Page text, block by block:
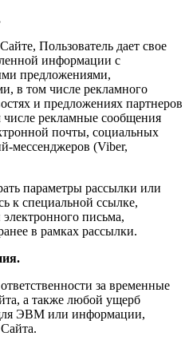
Пользователь дает свое
информации с
предложениями,
в том числе рекламного
и предложениях партнеров
числе рекламные сообщения
почты, социальных
мессенджеров (Viber,
параметры рассылки или
к специальной ссылке,
письма,
в рамках рассылки.
за временные
а также любой ущерб
ЭВМ или информации,